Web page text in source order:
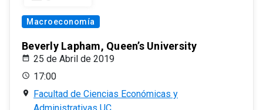
Macroeconomía
Beverly Lapham, Queen’s University
25 de Abril de 2019
17:00
Facultad de Ciencias Económicas y